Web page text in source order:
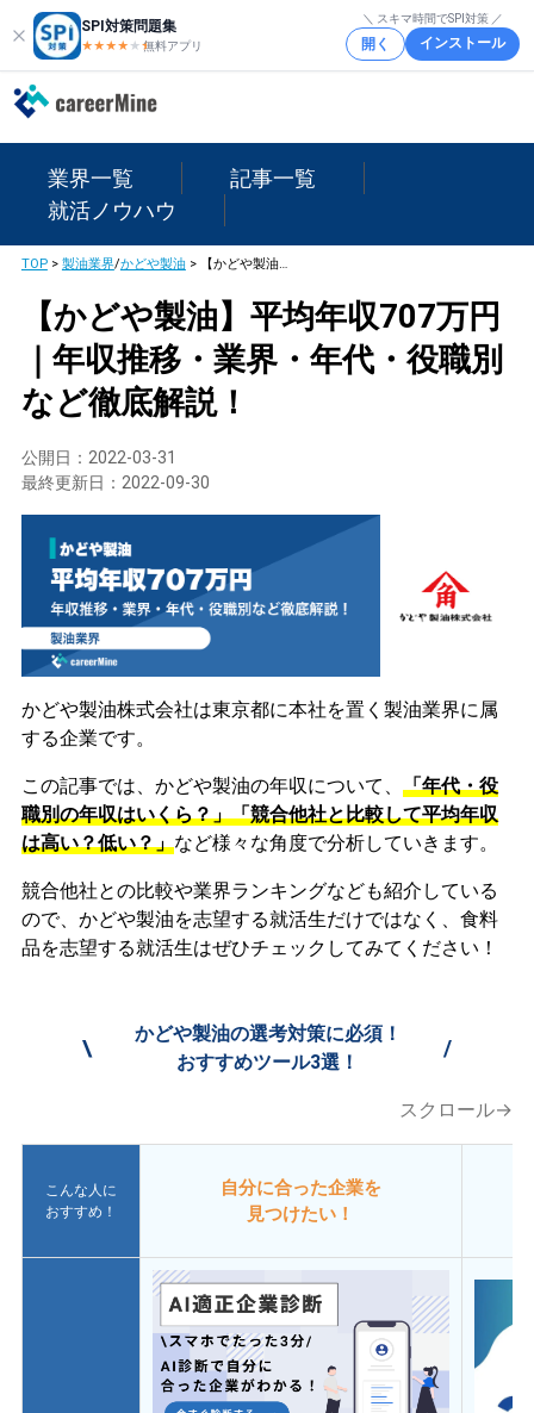
SPI対策問題集
★★★★ ★★
無料アプリ
＼ スキマ時間でSPI対策 ／
開く インストール
業界一覧
記事一覧
就活ノウハウ
TOP> 製油業界/かどや製油 > 【かどや製油】平均年収707万円｜年収推移・業界・年代・役職別など徹底解説！
【かどや製油】平均年収707万円
｜年収推移・業界・年代・役職別
など徹底解説！
公開日： 2022-03-31
最終更新日： 2022-09-30
かどや製油株式会社は東京都に本社を置く製油業界に属
する企業です。
この記事では、かどや製油の年収について、 「年代・役
職別の年収はいくら？」「競合他社と比較して平均年収
は高い？低い？」など様々な角度で分析していきます。
競合他社との比較や業界ランキングなども紹介している
ので、かどや製油を志望する就活生だけではなく、食料
品を志望する就活生はぜひチェックしてみてください！
\
かどや製油の選考対策に必須！
おすすめツール3選！
/
スクロール→
こんな人に
おすすめ！
自分に合った企業を
見つけたい！